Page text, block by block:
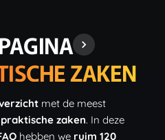
ZAKEN
met de meest
praktische zaken. In deze
hebben we ruim 120